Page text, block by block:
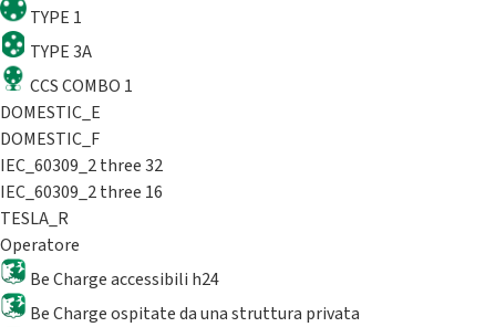
TYPE 1
TYPE 3A
CCS COMBO 1
DOMESTIC_E
DOMESTIC_F
IEC_60309_2 three 32
IEC_60309_2 three 16
TESLA_R
Operatore
Be Charge accessibili h24
Be Charge ospitate da una struttura privata